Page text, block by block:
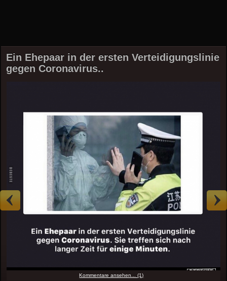
Ein Ehepaar in der ersten Verteidigungslinie
gegen Coronavirus..
Kommentare ansehen... (1)